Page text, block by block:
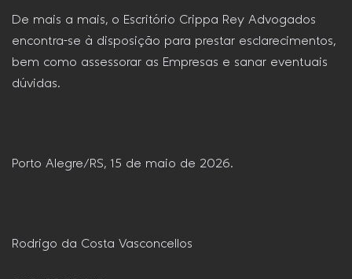
De mais a mais, o Escritório Crippa Rey Advogados
encontra-se à disposição para prestar esclarecimentos,
bem como assessorar as Empresas e sanar eventuais
dúvidas.
Porto Alegre/RS, 15 de maio de 2026.
Rodrigo da Costa Vasconcellos